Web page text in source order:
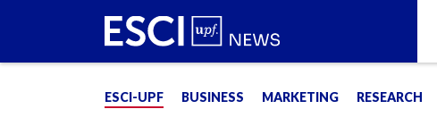
ESCI-UPF BUSINESS MARKETING RESEARCH